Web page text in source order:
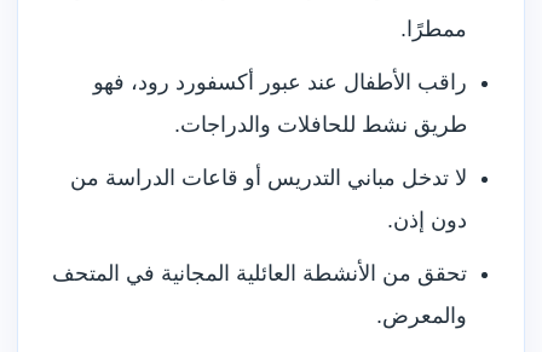
ممطرًا.
راقب الأطفال عند عبور أكسفورد رود، فهو
طريق نشط للحافلات والدراجات.
لا تدخل مباني التدريس أو قاعات الدراسة من
دون إذن.
تحقق من الأنشطة العائلية المجانية في المتحف
والمعرض.